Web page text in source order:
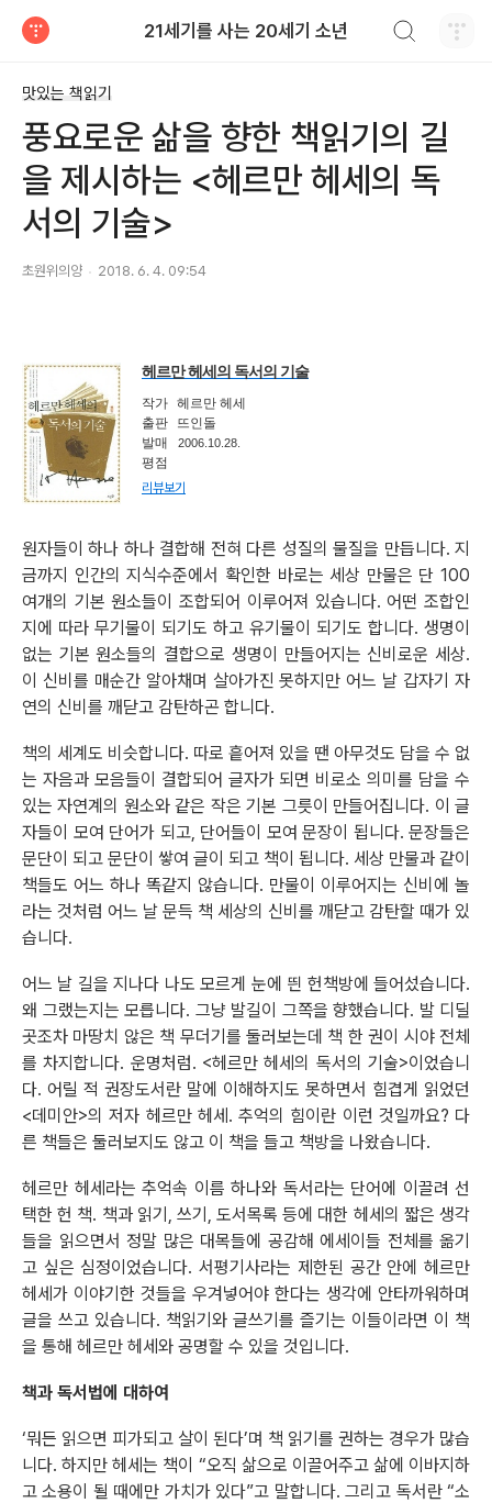
21세기를 사는 20세기 소년
맛있는 책읽기
풍요로운 삶을 향한 책읽기의 길
을 제시하는 <헤르만 헤세의 독
서의 기술>
초원위의양 2018. 6. 4. 09:54
헤르만 헤세의 독서의 기술
작가 헤르만 헤세
출판
뜨인돌
발매
2006.10.28.
평점
리뷰보기
원자들이 하나 하나 결합해 전혀 다른 성질의 물질을 만듭니다. 지
금까지 인간의 지식수준에서 확인한 바로는 세상 만물은 단 100
여개의 기본 원소들이 조합되어 이루어져 있습니다. 어떤 조합인
지에 따라 무기물이 되기도 하고 유기물이 되기도 합니다. 생명이
없는 기본 원소들의 결합으로 생명이 만들어지는 신비로운 세상.
이 신비를 매순간 알아채며 살아가진 못하지만 어느 날 갑자기 자
연의 신비를 깨닫고 감탄하곤 합니다.
책의 세계도 비슷합니다. 따로 흩어져 있을 땐 아무것도 담을 수 없
는 자음과 모음들이 결합되어 글자가 되면 비로소 의미를 담을 수
있는 자연계의 원소와 같은 작은 기본 그릇이 만들어집니다. 이 글
자들이 모여 단어가 되고, 단어들이 모여 문장이 됩니다. 문장들은
문단이 되고 문단이 쌓여 글이 되고 책이 됩니다. 세상 만물과 같이
책들도 어느 하나 똑같지 않습니다. 만물이 이루어지는 신비에 놀
라는 것처럼 어느 날 문득 책 세상의 신비를 깨닫고 감탄할 때가 있
습니다.
어느 날 길을 지나다 나도 모르게 눈에 띈 헌책방에 들어섰습니다.
왜 그랬는지는 모릅니다. 그냥 발길이 그쪽을 향했습니다. 발 디딜
곳조차 마땅치 않은 책 무더기를 둘러보는데 책 한 권이 시야 전체
를 차지합니다. 운명처럼. <헤르만 헤세의 독서의 기술>이었습니
다. 어릴 적 권장도서란 말에 이해하지도 못하면서 힘겹게 읽었던
<데미안>의 저자 헤르만 헤세. 추억의 힘이란 이런 것일까요? 다
른 책들은 둘러보지도 않고 이 책을 들고 책방을 나왔습니다.
헤르만 헤세라는 추억속 이름 하나와 독서라는 단어에 이끌려 선
택한 헌 책. 책과 읽기, 쓰기, 도서목록 등에 대한 헤세의 짧은 생각
들을 읽으면서 정말 많은 대목들에 공감해 에세이들 전체를 옮기
고 싶은 심정이었습니다. 서평기사라는 제한된 공간 안에 헤르만
헤세가 이야기한 것들을 우겨넣어야 한다는 생각에 안타까워하며
글을 쓰고 있습니다. 책읽기와 글쓰기를 즐기는 이들이라면 이 책
을 통해 헤르만 헤세와 공명할 수 있을 것입니다.
책과 독서법에 대하여
‘뭐든 읽으면 피가되고 살이 된다’며 책 읽기를 권하는 경우가 많습
니다. 하지만 헤세는 책이 “오직 삶으로 이끌어주고 삶에 이바지하
고 소용이 될 때에만 가치가 있다”고 말합니다. 그리고 독서란 “소